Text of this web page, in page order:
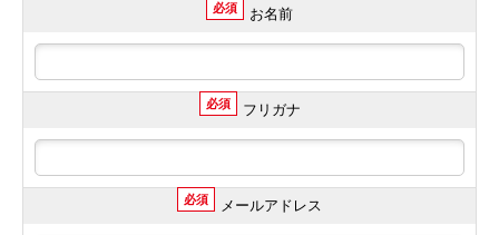
必須 お名前
必須 フリガナ
必須 メールアドレス